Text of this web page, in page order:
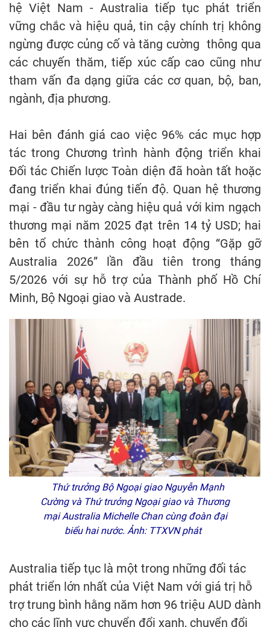
hệ Việt Nam - Australia tiếp tục phát triển
vững chắc và hiệu quả, tin cậy chính trị không
ngừng được củng cố và tăng cường thông qua
các chuyến thăm, tiếp xúc cấp cao cũng như
tham vấn đa dạng giữa các cơ quan, bộ, ban,
ngành, địa phương.
Hai bên đánh giá cao việc 96% các mục hợp
tác trong Chương trình hành động triển khai
Đối tác Chiến lược Toàn diện đã hoàn tất hoặc
đang triển khai đúng tiến độ. Quan hệ thương
mại - đầu tư ngày càng hiệu quả với kim ngạch
thương mại năm 2025 đạt trên 14 tỷ USD; hai
bên tổ chức thành công hoạt động “Gặp gỡ
Australia 2026” lần đầu tiên trong tháng
5/2026 với sự hỗ trợ của Thành phố Hồ Chí
Minh, Bộ Ngoại giao và Austrade.
Thứ trưởng Bộ Ngoại giao Nguyễn Mạnh
Cường và Thứ trưởng Ngoại giao và Thương
mại Australia Michelle Chan cùng đoàn đại
biểu hai nước. Ảnh: TTXVN phát
Australia tiếp tục là một trong những đối tác
phát triển lớn nhất của Việt Nam với giá trị hỗ
trợ trung bình hằng năm hơn 96 triệu AUD dành
cho các lĩnh vực chuyển đổi xanh, chuyển đổi